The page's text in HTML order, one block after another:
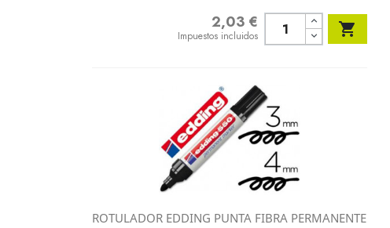
2,03 €
Impuestos incluidos 
ROTULADOR EDDING PUNTA FIBRA PERMANENTE